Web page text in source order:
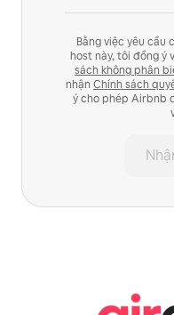
Bằng việc yêu cầu
host này, tôi đồng ý
sách không phân
nhận Chính sách
ý cho phép Airbnb